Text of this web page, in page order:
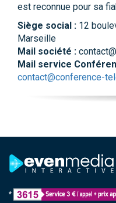
est reconnue pour sa
Siège social : 12
Marseille
Mail société :
Mail service
contact@conference-
*